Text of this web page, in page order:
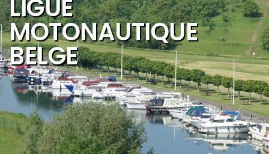
Les activités et
sports nautiques
Le tourisme de
qualité
La mobilité douce